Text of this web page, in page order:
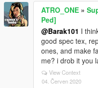
ATRO_ONE »
Ped]
@Barak101 I
good spec tex,
ones, and make
me? i drob it you
View Context
04. Červen 2020